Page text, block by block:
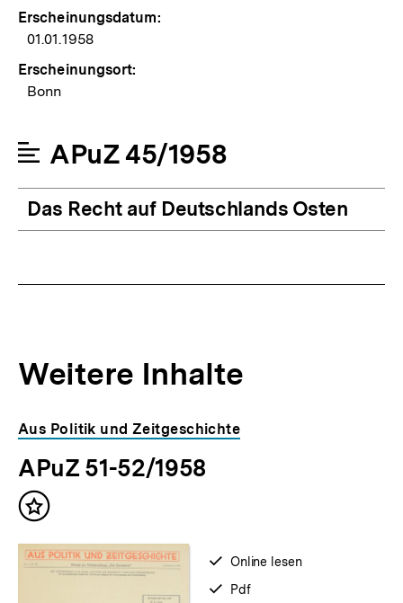
Erscheinungsdatum:
01.01.1958
Erscheinungsort:
Bonn
APuZ 45/1958
Das Recht auf Deutschlands Osten
Weitere Inhalte
Inhaltskarousell
für
weitere
Inhalte
Inhaltskarussell
überspringen
Aus Politik und Zeitgeschichte
APuZ 51-52/1958
Inhalt
verfügbar
zum
Online lesen
verfügbar
Pdf